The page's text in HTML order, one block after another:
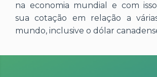
na economia mundial e com
sua cotação em relação a
mundo, inclusive o dólar